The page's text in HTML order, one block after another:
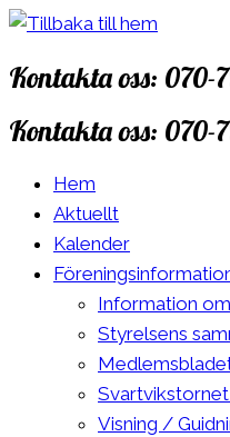
Hoppa
innehåll
Kontakta oss: 070-
Kontakta oss: 070-
Hem
Aktuellt
Kalender
Information
Styrelsens
Visning /